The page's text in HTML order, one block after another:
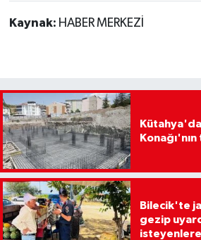
Kaynak: HABER MERKEZİ
Bilecik'te
gezip